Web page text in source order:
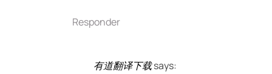
Responder
有道翻译下载says: